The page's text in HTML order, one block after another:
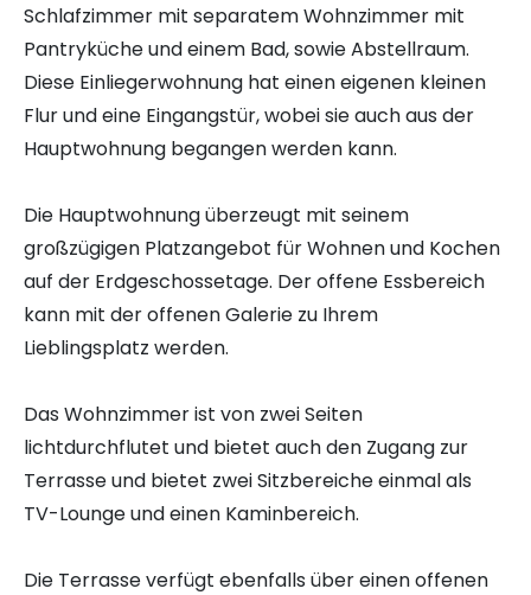
Schlafzimmer mit separatem Wohnzimmer mit
Pantryküche und einem Bad, sowie Abstellraum.
Diese Einliegerwohnung hat einen eigenen kleinen
Flur und eine Eingangstür, wobei sie auch aus der
Hauptwohnung begangen werden kann.
Die Hauptwohnung überzeugt mit seinem
großzügigen Platzangebot für Wohnen und Kochen
auf der Erdgeschossetage. Der offene Essbereich
kann mit der offenen Galerie zu Ihrem
Lieblingsplatz werden.
Das Wohnzimmer ist von zwei Seiten
lichtdurchflutet und bietet auch den Zugang zur
Terrasse und bietet zwei Sitzbereiche einmal als
TV-Lounge und einen Kaminbereich.
Die Terrasse verfügt ebenfalls über einen offenen